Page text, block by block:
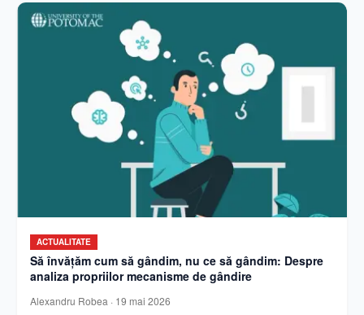
ACTUALITATE
Să învățăm cum să gândim, nu ce să gândim: Despre
analiza propriilor mecanisme de gândire
Alexandru Robea · 19 mai 2026